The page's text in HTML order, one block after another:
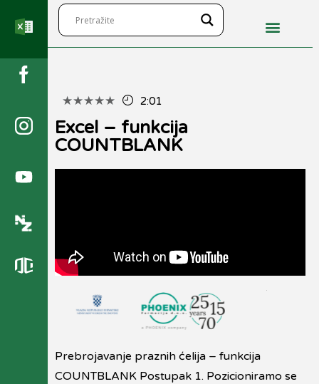
★★★★★ 2:01
Excel – funkcija
COUNTBLANK
Prebrojavanje praznih ćelija – funkcija
COUNTBLANK Postupak 1. Pozicioniramo se